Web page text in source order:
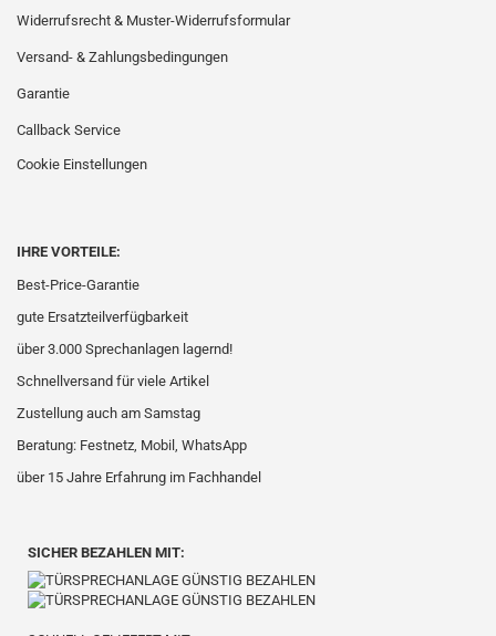
Widerrufsrecht & Muster-Widerrufsformular
Versand- & Zahlungsbedingungen
Garantie
Callback Service
Cookie Einstellungen
IHRE VORTEILE:
Best-Price-Garantie
gute Ersatzteilverfügbarkeit
über 3.000 Sprechanlagen lagernd!
Schnellversand für viele Artikel
Zustellung auch am Samstag
Beratung: Festnetz, Mobil, WhatsApp
über 15 Jahre Erfahrung im Fachhandel
SICHER BEZAHLEN MIT: